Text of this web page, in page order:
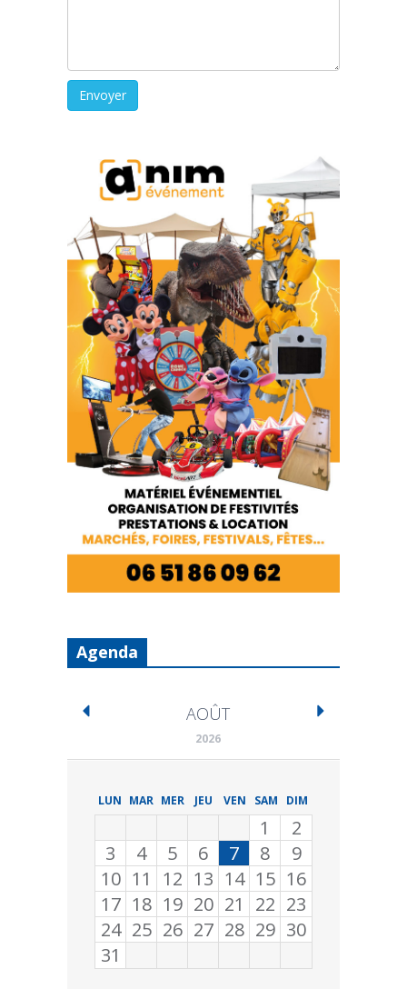
Agenda
AOÛT
2026
LUN MAR MER JEU VEN SAM DIM
1
2
3
4 5 6 7 8
9
10 11 12 13 14 15 16
17 18 19 20 21 22 23
24 25 26 27 28 29 30
31